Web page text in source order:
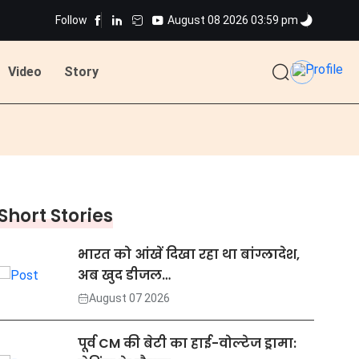
Follow August 08 2026 03:59 pm
Video Story
Stories
भारत को आंखें दिखा रहा था बांग्लादेश,
अब खुद डीजल…
August 07 2026
पूर्व CM की बेटी का हाई-वोल्टेज ड्रामा: